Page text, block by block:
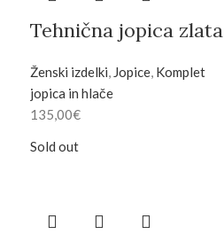
Tehnična jopica zlata
Ženski izdelki, Jopice, Komplet
jopica in hlače
135,00€
Sold out